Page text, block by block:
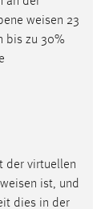
weisen 23
bis zu 30%
der virtuellen
weisen ist, und
dies in der
Cookie
Website.